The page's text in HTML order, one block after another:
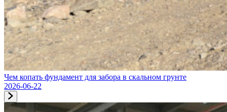
Чем копать фундамент для забора в скальном грунте
2026-06-22